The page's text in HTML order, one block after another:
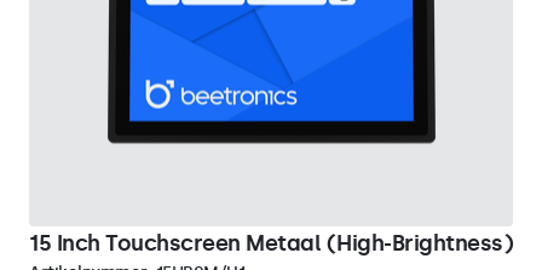
15 Inch Touchscreen Metaal (High-Brightness)